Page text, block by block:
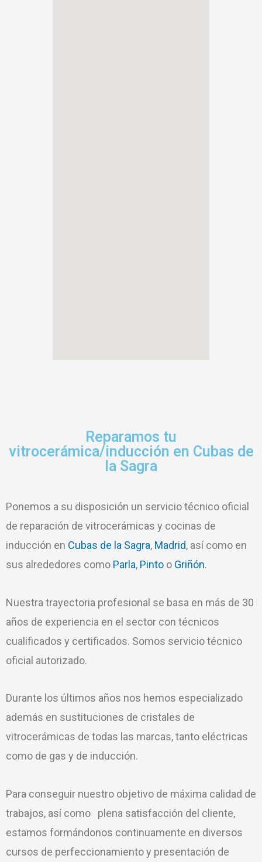
Reparamos tu
vitrocerámica/inducción en Cubas de
la Sagra
Ponemos a su disposición un servicio técnico oficial
de reparación de vitrocerámicas y cocinas de
inducción en Cubas de la Sagra, Madrid, así como en
sus alrededores como Parla, Pinto o Griñón.
Nuestra trayectoria profesional se basa en más de 30
años de experiencia en el sector con técnicos
cualificados y certificados. Somos servicio técnico
oficial autorizado.
Durante los últimos años nos hemos especializado
además en sustituciones de cristales de
vitrocerámicas de todas las marcas, tanto eléctricas
como de gas y de inducción.
Para conseguir nuestro objetivo de máxima calidad de
trabajos, así como plena satisfacción del cliente,
estamos formándonos continuamente en diversos
cursos de perfeccionamiento y presentación de